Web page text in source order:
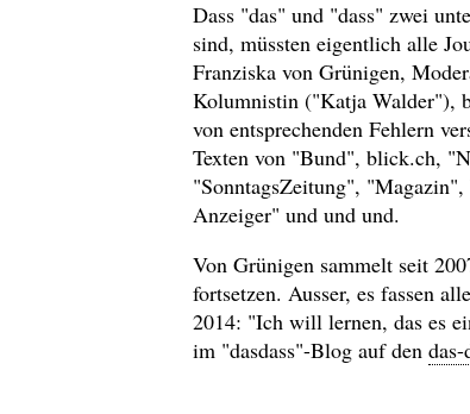
Dass "das" und "dass" zwei
sind, müssten eigentlich alle
Franziska von Grünigen,
Kolumnistin ("Katja Walder"),
von entsprechenden Fehlern
Texten von "Bund", blick.ch,
"SonntagsZeitung",
Anzeiger" und und und.
Von Grünigen sammelt seit
fortsetzen. Ausser, es fassen
2014: "Ich will lernen, das es
im "dasdass"-Blog auf den